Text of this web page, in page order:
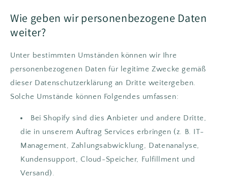
Wie geben wir personenbezogene Daten
weiter?
Unter bestimmten Umständen können wir Ihre
personenbezogenen Daten für legitime Zwecke gemäß
dieser Datenschutzerklärung an Dritte weitergeben.
Solche Umstände können Folgendes umfassen:
Bei Shopify sind dies Anbieter und andere Dritte,
die in unserem Auftrag Services erbringen (z. B. IT-
Management, Zahlungsabwicklung, Datenanalyse,
Kundensupport, Cloud-Speicher, Fulfillment und
Versand).